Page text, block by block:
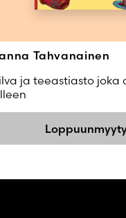
Tahvanainen
ja teeastiasto joka